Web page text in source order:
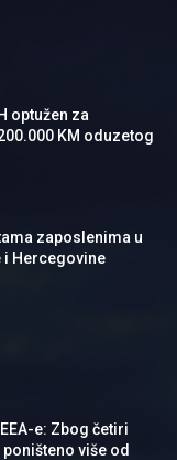
optužen za
KM oduzetog
zaposlenima u
i Hercegovine
e: Zbog četiri
više od